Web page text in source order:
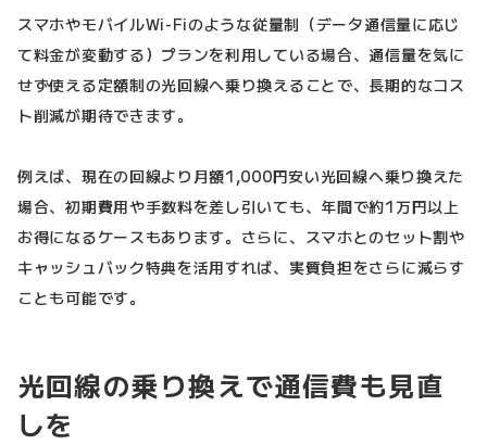
スマホやモバイルWi-Fiのような従量制（データ通信量に応じ
て料金が変動する）プランを利用している場合、通信量を気に
せず使える定額制の光回線へ乗り換えることで、長期的なコス
ト削減が期待できます。
例えば、現在の回線より月額1,000円安い光回線へ乗り換えた
場合、初期費用や手数料を差し引いても、年間で約1万円以上
お得になるケースもあります。さらに、スマホとのセット割や
キャッシュバック特典を活用すれば、実質負担をさらに減らす
ことも可能です。
光回線の乗り換えで通信費も見直
しを